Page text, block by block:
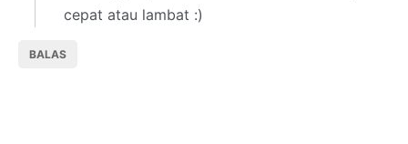
cepat atau lambat :)
BALAS